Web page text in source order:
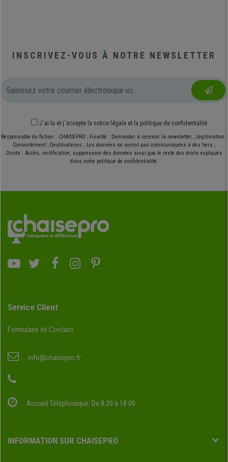
INSCRIVEZ-VOUS À NOTRE NEWSLETTER
J´ai lu et j´accepte la notice légale et la politique de confidentialité
Responsable du fichier : CHAISEPRO ; Finalité : Demander à recevoir la newsletter ; Légitimation :
Consentement ; Destinataires : Les données ne seront pas communiquées à des tiers ;
Droits : Accès, rectification, suppression des données ainsi que le reste des droits expliqués
dans notre politique de confidentialité.
Service Client
Formulaire de Contact
info@chaisepro.fr
Accueil Téléphonique: De 8:30 à 18:00
INFORMATION SUR CHAISEPRO